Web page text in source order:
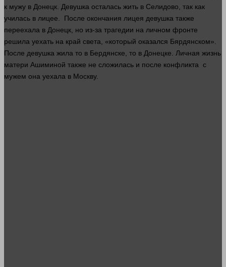
к мужу в Донецк. Девушка осталась жить в Селидово, так как
училась в лицее. После окончания лицея девушка также
переехала в Донецк, но из-за трагедии на личном фронте
решила уехать на край света, «который оказался Бярдянском».
После девушка жила то в Бердянске, то в Донецке. Личная жизнь
матери Ашиминой также не сложилась и после конфликта с
мужем она уехала в Москву.